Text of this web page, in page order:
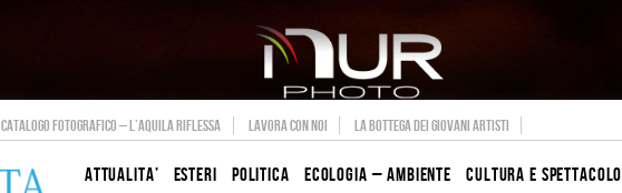
CATALOGO FOTOGRAFICO – L’AQUILA RIFLESSA LAVORA CON NOI LA BOTTEGA DEI GIOVANI ARTISTI
ATTUALITA’ ESTERI POLITICA ECOLOGIA – AMBIENTE CULTURA E SPETTACOLO